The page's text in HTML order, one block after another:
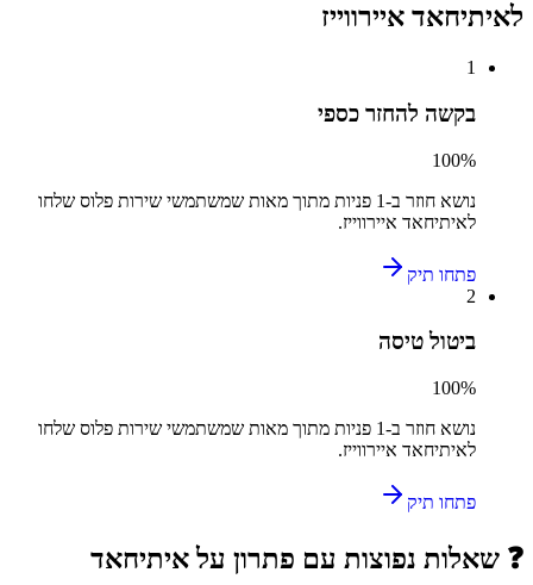
לאיתיחאד איירווייז
1
בקשה להחזר כספי
100%
נושא חוזר ב-1 פניות מתוך מאות שמשתמשי שירות פלוס שלחו
לאיתיחאד איירווייז.
פתחו תיק
2
ביטול טיסה
100%
נושא חוזר ב-1 פניות מתוך מאות שמשתמשי שירות פלוס שלחו
לאיתיחאד איירווייז.
פתחו תיק
❓ שאלות נפוצות עם פתרון עלאיתיחאד